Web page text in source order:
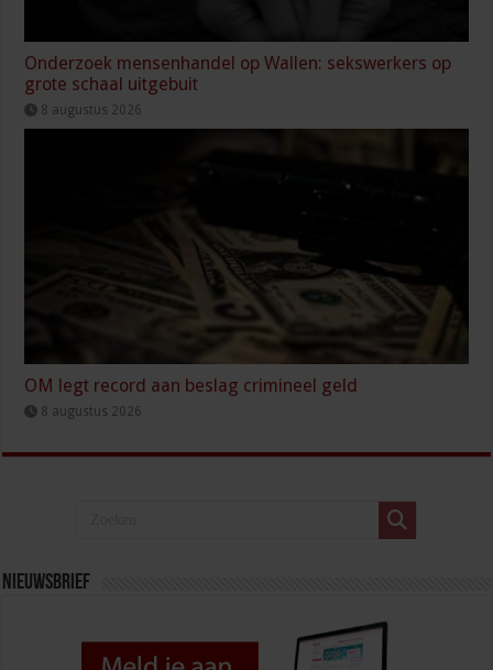
Onderzoek mensenhandel op Wallen: sekswerkers op
grote schaal uitgebuit
8 augustus 2026
OM legt record aan beslag crimineel geld
8 augustus 2026
Nieuwsbrief